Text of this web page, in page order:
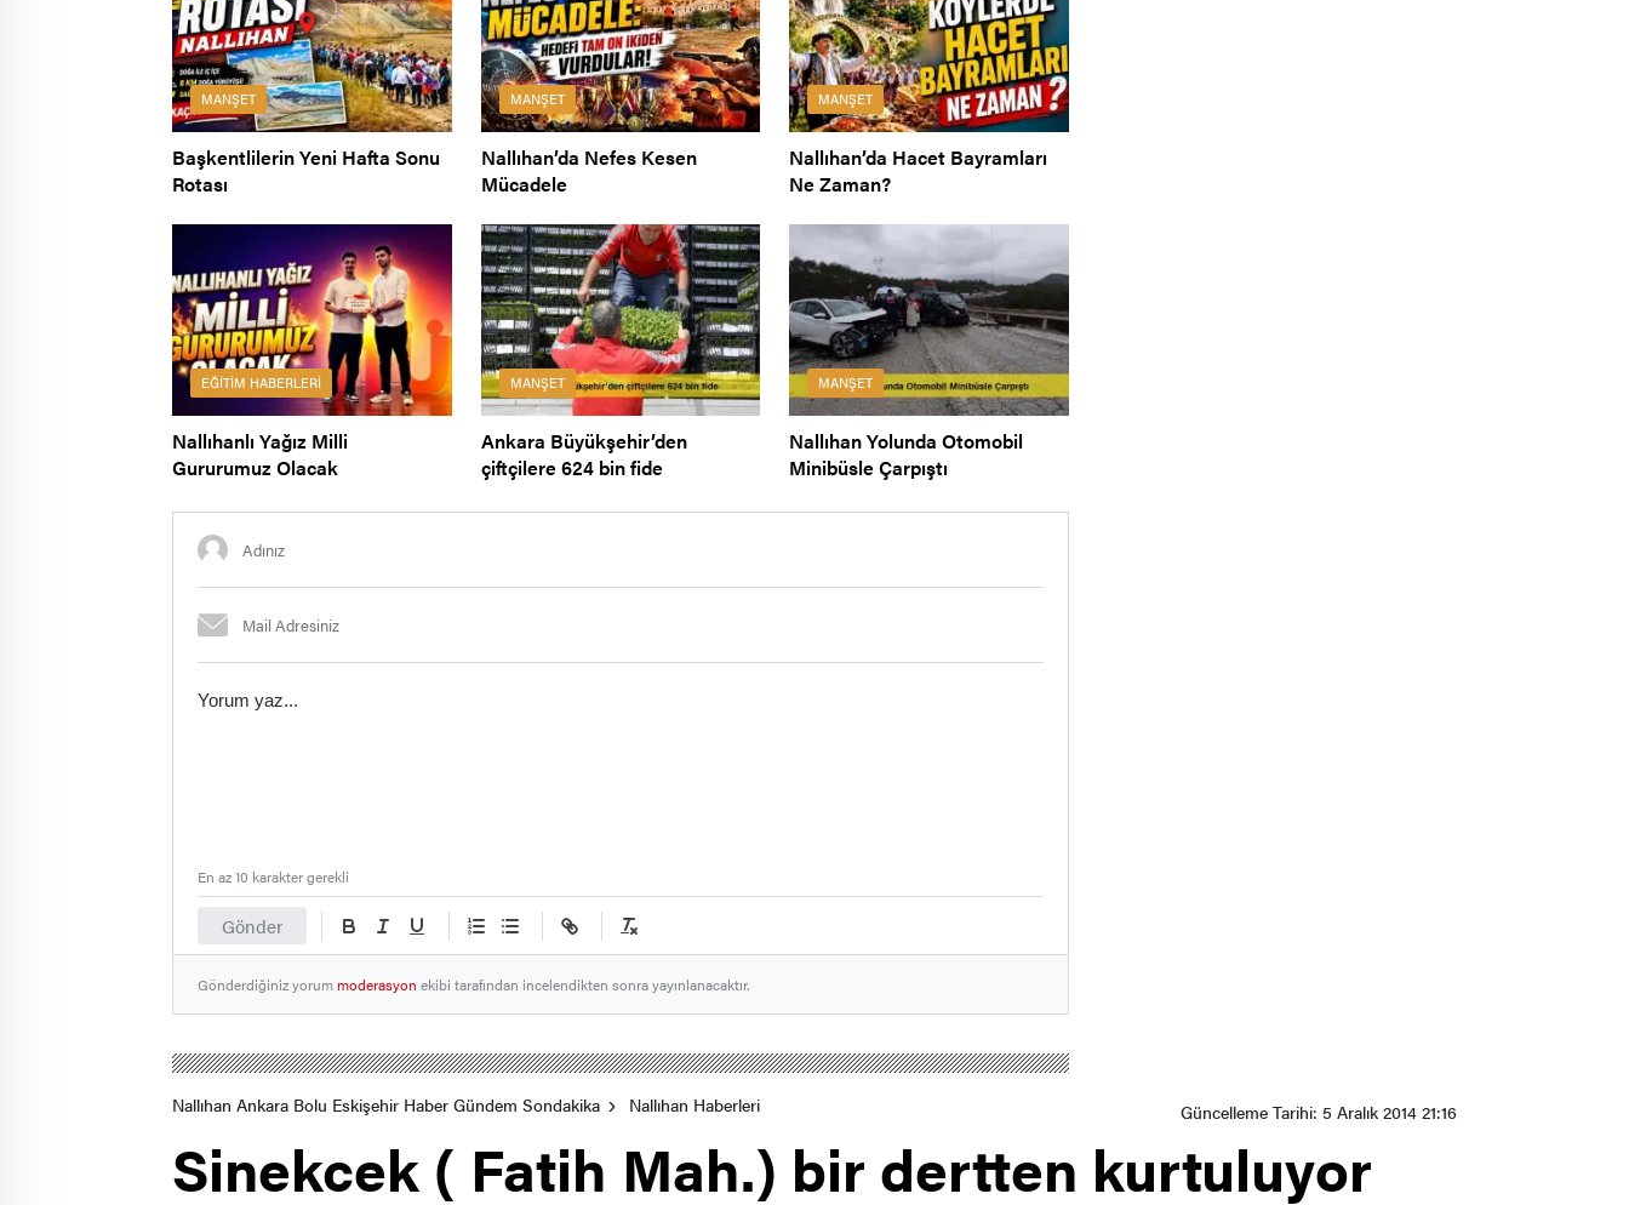
MANŞET
Başkentlilerin Yeni Hafta Sonu
Rotası
MANŞET
Nallıhan’da Nefes Kesen
Mücadele
MANŞET
Nallıhan’da Hacet Bayramları
Ne Zaman?
EĞITIM HABERLERI
Nallıhanlı Yağız Milli
Gururumuz Olacak
MANŞET
Ankara Büyükşehir’den
çiftçilere 624 bin fide
MANŞET
Nallıhan Yolunda Otomobil
Minibüsle Çarpıştı
Gönder
En az 10 karakter gerekli
Gönderdiğiniz yorummoderasyon ekibi tarafından incelendikten sonra yayınlanacaktır.
Nallıhan Ankara Bolu Eskişehir Haber Gündem Sondakika Nallıhan Haberleri Güncelleme Tarihi: 5 Aralık 2014 21:16
Sinekcek ( Fatih Mah.) bir dertten kurtuluyor